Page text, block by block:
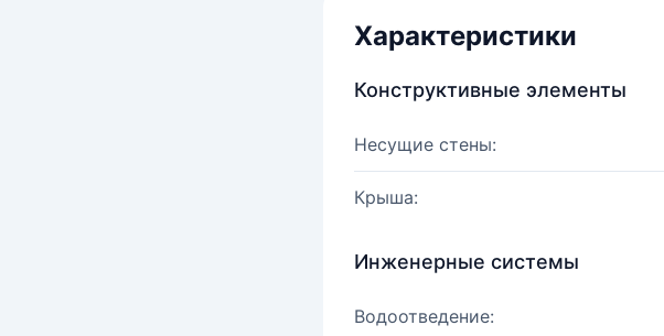
Характеристики
Конструктивные элементы
Несущие стены:
Крыша:
Инженерные системы
Водоотведение: